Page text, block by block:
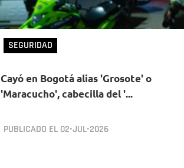
SEGURIDAD
Cayó en Bogotá alias 'Grosote' o
'Maracucho', cabecilla del '...
PUBLICADO EL 02•JUL•2026